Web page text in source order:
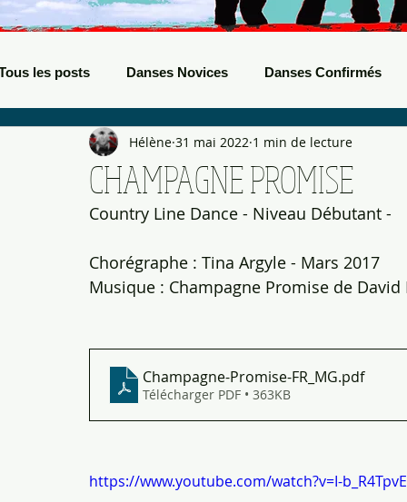
les posts Danses Novices Danses Confirmés
Danses Débutants Evènements Boots Bals de
CHAMPAGNE PROMISE
Hélène 31 mai 2022 1 min de lecture
Country Line Dance - Niveau Débutant -
Chorégraphe : Tina Argyle - Mars 2017
Musique : Champagne Promise de
Champagne-Promise-FR_MG.pdf
Télécharger PDF • 363KB
https://www.youtube.com/watch?v=I-